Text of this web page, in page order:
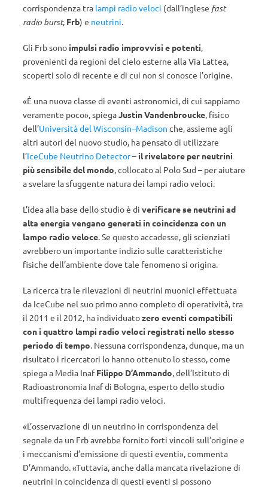
corrispondenza tra lampi radio veloci (dall’inglese fast
radio burst, Frb) e neutrini.
Gli Frb sono impulsi radio improvvisi e potenti,
provenienti da regioni del cielo esterne alla Via Lattea,
scoperti solo di recente e di cui non si conosce l’origine.
«È una nuova classe di eventi astronomici, di cui sappiamo
veramente poco», spiegaJustin Vandenbroucke, fisico
dell’Università del Wisconsin–Madison che, assieme agli
altri autori del nuovo studio, ha pensato di utilizzare
l’IceCube Neutrino Detector– il rivelatore per neutrini
più sensibile del mondo, collocato al Polo Sud – per aiutare
a svelare la sfuggente natura dei lampi radio veloci.
L’idea alla base dello studio è di verificare se neutrini ad
alta energia vengano generati in coincidenza con un
lampo radio veloce. Se questo accadesse, gli scienziati
avrebbero un importante indizio sulle caratteristiche
fisiche dell’ambiente dove tale fenomeno si origina.
La ricerca tra le rilevazioni di neutrini muonici effettuata
da IceCube nel suo primo anno completo di operatività, tra
il 2011 e il 2012, ha individuatozero eventi compatibili
con i quattro lampi radio veloci registrati nello stesso
periodo di tempo. Nessuna corrispondenza, dunque, ma un
risultato i ricercatori lo hanno ottenuto lo stesso, come
spiega a Media InafFilippo D’Ammando, dell’Istituto di
Radioastronomia Inaf di Bologna, esperto dello studio
multifrequenza dei lampi radio veloci.
«L’osservazione di un neutrino in corrispondenza del
segnale da un Frb avrebbe fornito forti vincoli sull’origine e
i meccanismi d’emissione di questi eventi», commenta
D’Ammando. «Tuttavia, anche dalla mancata rivelazione di
neutrini in coincidenza di questi eventi si possono